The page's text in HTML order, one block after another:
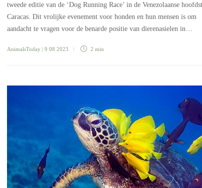
tweede editie van de ‘Dog Running Race’ in de Venezolaanse
Caracas. Dit vrolijke evenement voor honden en hun mensen is om
aandacht te vragen voor de benarde positie van dierenasielen in…
AnimalsToday | 9 08 2023 2 min